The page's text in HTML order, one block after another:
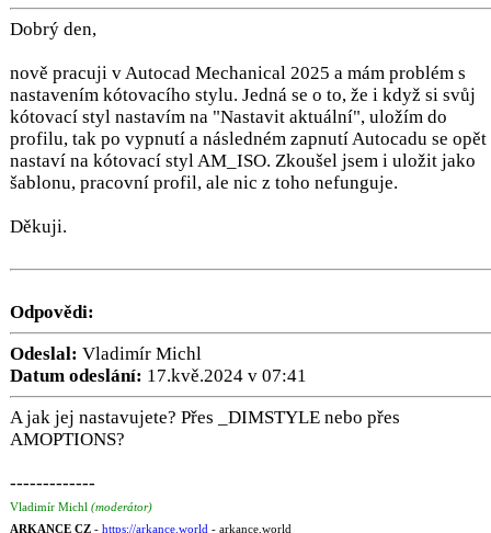
Dobrý den,
nově pracuji v Autocad Mechanical 2025 a mám problém s
nastavením kótovacího stylu. Jedná se o to, že i když si svůj
kótovací styl nastavím na "Nastavit aktuální", uložím do
profilu, tak po vypnutí a následném zapnutí Autocadu se opět
nastaví na kótovací styl AM_ISO. Zkoušel jsem i uložit jako
šablonu, pracovní profil, ale nic z toho nefunguje.
Děkuji.
Odpovědi:
Odeslal: Vladimír Michl
Datum odeslání: 17.kvě.2024 v 07:41
A jak jej nastavujete? Přes _DIMSTYLE nebo přes
AMOPTIONS?
-------------
Vladimír Michl (moderátor)
ARKANCE CZ - https://arkance.world - arkance.world